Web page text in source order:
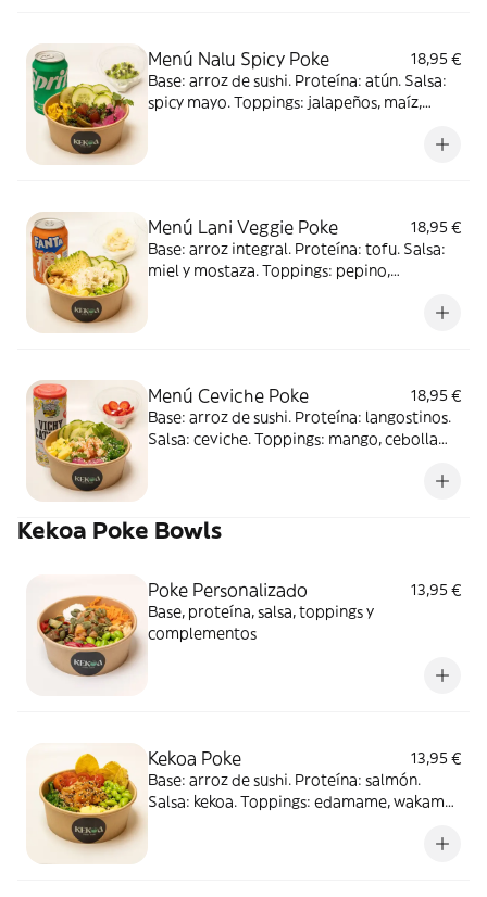
Menú Nalu Spicy Poke
18,95 €
Base: arroz de sushi. Proteína: atún. Salsa:
spicy mayo. Toppings: jalapeños, maíz,
cilantro y wakame crunchy. Acompañado de
Menú Lani Veggie Poke
18,95 €
Base: arroz integral. Proteína: tofu. Salsa:
miel y mostaza. Toppings: pepino,
Menú Ceviche Poke
18,95 €
Base: arroz de sushi. Proteína: langostinos.
Salsa: ceviche. Toppings: mango, cebolla
cilantro y masago. Acompañado de postre:
Kekoa Poke Bowls
Poke Personalizado
13,95 €
Base, proteína, salsa, toppings y
complementos
Kekoa Poke
13,95 €
Base: arroz de sushi. Proteína: salmón.
Salsa: kekoa. Toppings: edamame, wakame,